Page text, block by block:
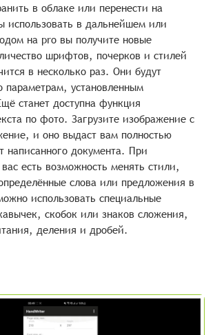
в облаке или перенести на
использовать в дальнейшем или
на pro вы получите новые
шрифтов, почерков и стилей
в несколько раз. Они будут
параметрам, установленным
станет доступна функция
по фото. Загрузите изображение с
и оно выдаст вам полностью
написанного документа. При
есть возможность менять стили,
слова или предложения в
использовать специальные
скобок или знаков сложения,
деления и дробей.